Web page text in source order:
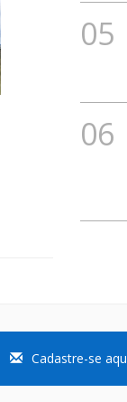
05
06
Cadastre-se